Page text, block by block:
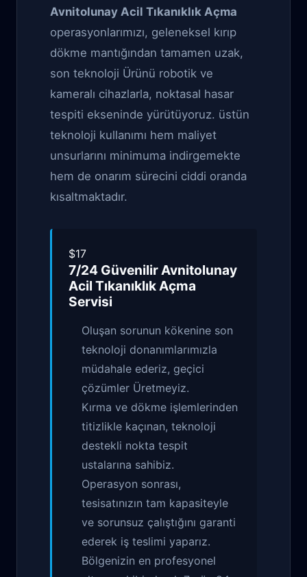
Avnitolunay Acil Tıkanıklık Açma
operasyonlarımızı, geleneksel kırıp
dökme mantığından tamamen uzak,
son teknoloji Ürünü robotik ve
kameralı cihazlarla, noktasal hasar
tespiti ekseninde yürütüyoruz. üstün
teknoloji kullanımı hem maliyet
unsurlarını minimuma indirgemekte
hem de onarım sürecini ciddi oranda
kısaltmaktadır.
$17
7/24 GüvenilirAvnitolunay
Acil Tıkanıklık Açma
Servisi
Oluşan sorunun kökenine son
teknoloji donanımlarımızla
müdahale ederiz, geçici
çözümler Üretmeyiz.
Kırma ve dökme işlemlerinden
titizlikle kaçınan, teknoloji
destekli nokta tespit
ustalarına sahibiz.
Operasyon sonrası,
tesisatınızın tam kapasiteyle
ve sorunsuz çalıştığını garanti
ederek iş teslimi yaparız.
Bölgenizin en profesyonel